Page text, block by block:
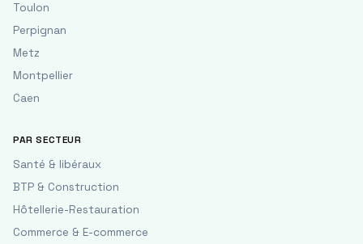
Toulon
Perpignan
Metz
Montpellier
Caen
PAR SECTEUR
Santé & libéraux
BTP & Construction
Hôtellerie-Restauration
Commerce & E-commerce